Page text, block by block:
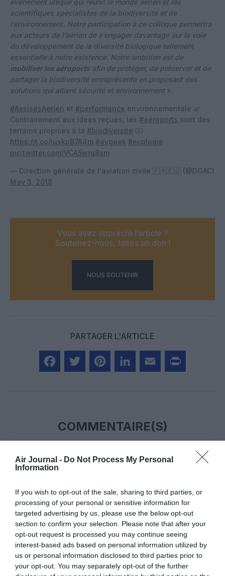
Air Journal - Do Not Process My Personal
Information
If you wish to opt-out of the sale, sharing to third parties, or
processing of your personal or sensitive information for
targeted advertising by us, please use the below opt-out
section to confirm your selection. Please note that after your
opt-out request is processed you may continue seeing
interest-based ads based on personal information utilized by
us or personal information disclosed to third parties prior to
your opt-out. You may separately opt-out of the further
scientifiques spécialistes de la biodiversité et de
l’environnement. Notre participation à ce colloque permettra
aux acteurs de l’aérien de s’engager davantage sur la voie
du développement de la diversité biologique tellement
essentielle à notre existence. Notre ambition est de
mobiliser les aéroports afin de protéger, de préserver et de
partager la biodiversité omniprésente en proposant des
solutions qui allient sécurité et environnement ».
#AssisesAerien et #performance environnementale 🌿
Contrairement aux idées reçues, les #aéroports sont des
terrains propices à la #biodiversite 👉🏻
https://t.co/juskpB7A4m #avgeek #ecologie
pic.twitter.com/VCA5wrg8sm
— Direction générale de l'aviation civile 🇫🇷🇪🇺 (@DGAC)
May 3, 2018
Vous avez apprécié l’article ?
Soutenez-nous, faites un don !
NOUS SOUTENIR
PARTAGER L'ARTICLE
COMMENTAIRE(S)
vie?a commenté :
4 mai 2018 - 9 h 55 min
Evian, Président du SNPL AF, il est précisé ” ancien CDB
A320″…
Le mot ancien suggère qu’il est passé à autre chose plus
actuel, mais cela n’est jamais dit.
D’où ma question: Aujourd’hui dans la vie, il fait quoi Mr. Evain?
Il vole sur quelle machine? Est il permanent SNPL AF a 100%
de son activite? Est il passe à autre chose que le pilotage?
RÉPONDRE